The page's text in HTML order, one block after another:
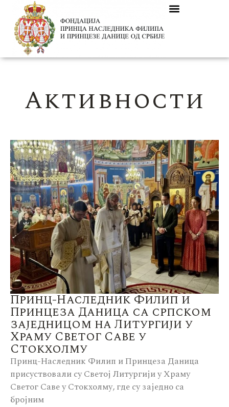
Активности
Принц-Наследник Филип и
Принцеза Даница са српском
заједницом на Литургији у
Храму Светог Саве у
Стокхолму
Принц-Наследник Филип и Принцеза Даница
присуствовали су Светој Литургији у Храму
Светог Саве у Стокхолму, где су заједно са
бројним